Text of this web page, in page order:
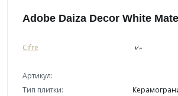
Adobe Daiza Decor White
Cifre
Артикул:
Тип плитки: